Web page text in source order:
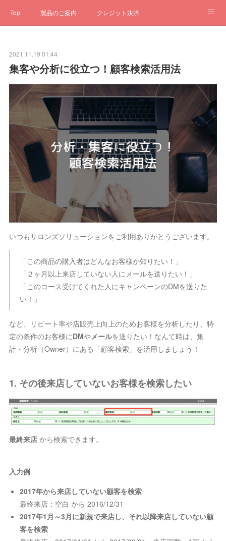
Top 製品のご案内 クレジット決済
クローゼット ステータス お問合せ
2021.11.19 01:44
集客や分析に役立つ！顧客検索活用法
いつもサロンズソリューションをご利用ありがとうございます。
「この商品の購入者はどんなお客様か知りたい！」
「２ヶ月以上来店していない人にメールを送りたい！」
「このコース受けてくれた人にキャンペーンのDMを送りた
い！」
など、リピート率や店販売上向上のためお客様を分析したり、特
定の条件のお客様にDMやメールを送りたい！なんて時は、集
計・分析（Owner）にある「顧客検索」を活用しましょう！
1. その後来店していないお客様を検索したい
最終来店 から検索できます。
入力例
2017年から来店していない顧客を検索
最終来店：空白 から 2016/12/31
2017年1月～3月に新規で来店し、それ以降来店していない顧
客を検索